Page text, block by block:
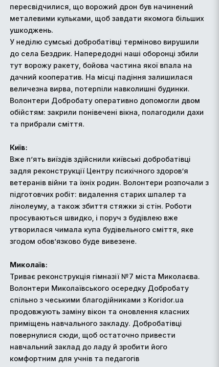
пересвідчилися, що ворожий дрон був начинений
металевими кульками, щоб завдати якомога більших
ушкоджень.
У неділю сумські добробатівці терміново вирушили
до села Бездрик. Напередодні наші оборонці збили
тут ворожу ракету, бойова частина якої впала на
дачний кооператив. На місці падіння залишилася
величезна вирва, потерпіли навколишні будинки.
Волонтери Добробату оперативно допомогли двом
обійстям: закрили понівечені вікна, полагодили дахи
та прибрали сміття.
Київ:
Вже п’ять виїздів здійснили київські добробатівці
задля реконструкції Центру психічного здоров’я
ветеранів війни та їхніх родин. Волонтери розпочали з
підготовчих робіт: видалення старих шпалер та
лінолеуму, а також збиття стяжки зі стін. Роботи
просуваються швидко, і поруч з будівлею вже
утворилася чимала купа будівельного сміття, яке
згодом обов’язково буде вивезене.
Миколаїв:
Триває реконструкція гімназії №7 міста Миколаєва.
Волонтери Миколаївського осередку Добробату
спільно з чеськими благодійниками з Koridor.ua
продовжують заміну вікон та оновлення класних
приміщень навчального закладу. Добробатівці
повернулися сюди, щоб остаточно привести
навчальний заклад до ладу й зробити його
комфортним для учнів та педагогів